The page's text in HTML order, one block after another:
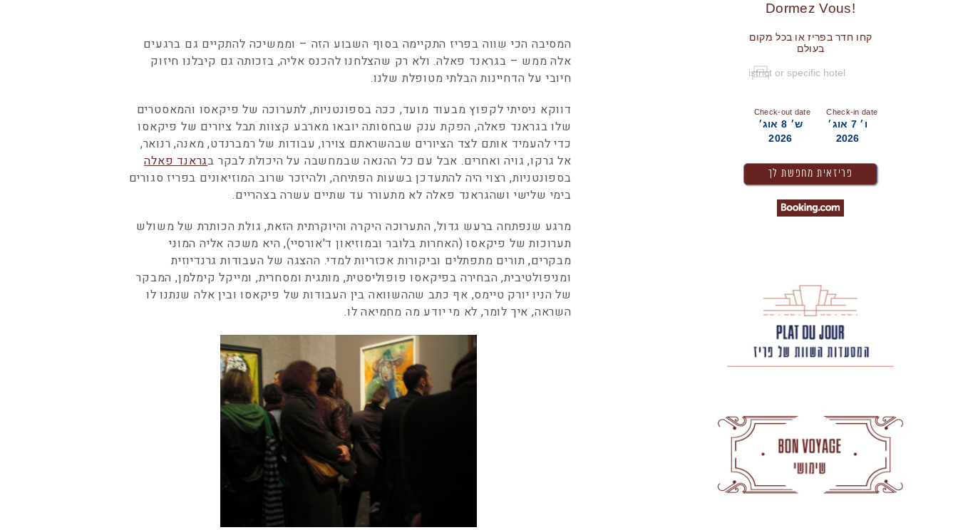
המסיבה הכי שווה בפריז התקיימה בסוף השבוע הזה – וממשיכה להתקיים גם ברגעים
אלה ממש – בגראנד פאלה. ולא רק שהצלחנו להכנס אליה, בזכותה גם קיבלנו חיזוק
חיובי על הדחיינות הבלתי מטופלת שלנו.
דווקא ניסיתי לקפוץ מבעוד מועד, ככה בספונטניות, לתערוכה של פיקאסו והמאסטרים
שלו בגראנד פאלה, הפקת ענק שבחסותה יובאו מארבע קצוות תבל ציורים של פיקאסו
כדי להעמיד אותם לצד הציורים שבהשראתם צוירו, עבודות של רמברנדט, מאנה, רנואר,
אל גרקו, גויה ואחרים. אבל עם כל ההנאה שבמחשבה על היכולת לבקר בגראנד פאלה
בספונטניות, רצוי היה להתעדכן בשעות הפתיחה, ולהיזכר שרוב המוזיאונים בפריז סגורים
בימי שלישי ושהגראנד פאלה לא מתעורר עד שתיים עשרה בצהריים.
מרגע שנפתחה ברעש גדול, התערוכה היקרה והיוקרתית הזאת, גולת הכותרת של משולש
תערוכות של פיקאסו (האחרות בלובר ובמוזיאון ד'אורסיי), היא משכה אליה המוני
מבקרים, תורים מתפתלים וביקורות אכזריות למדי. ההצגה של העבודות גרנדיוזית
ומניפולטיבית, הבחירה בפיקאסו פופוליסטית, מותגית ומסחרית, ומייקל קימלמן, המבקר
של הניו יורק טיימס, אף כתב שההשוואה בין העבודות של פיקאסו ובין אלה שנתנו לו
השראה, איך לומר, לא מי יודע מה מחמיאה לו.
!Dormez Vous
קחו חדר בפריז או בכל מקום
בעולם
Check-in date
ו׳ 7 אוג׳
2026
Check-out date
ש׳ 8 אוג׳
2026